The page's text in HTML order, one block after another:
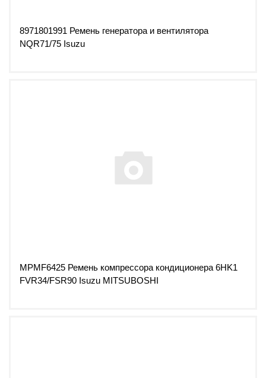
8971801991 Ремень генератора и вентилятора
NQR71/75 Isuzu
MPMF6425 Ремень компрессора кондиционера 6HK1
FVR34/FSR90 Isuzu MITSUBOSHI